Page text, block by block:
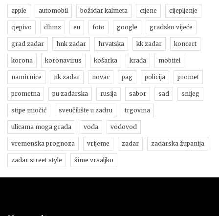
apple automobil božidar kalmeta cijene cijepljenje
cjepivo dhmz eu foto google gradsko vijeće
grad zadar hnk zadar hrvatska kk zadar koncert
korona koronavirus košarka krađa mobitel
namirnice nk zadar novac pag policija promet
prometna pu zadarska rusija sabor sad snijeg
stipe miočić sveučilište u zadru trgovina
ulicama moga grada voda vodovod
vremenska prognoza vrijeme zadar zadarska županija
zadar street style šime vrsaljko